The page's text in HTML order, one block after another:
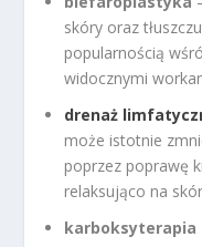
skóry oraz
popularnością
widocznymi
drenaż
może istotnie
poprzez poprawę
relaksująco na
karboksyterapia